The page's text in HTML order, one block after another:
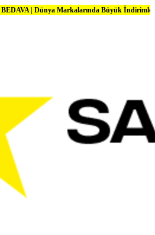
Markalarında Büyük İndirimler